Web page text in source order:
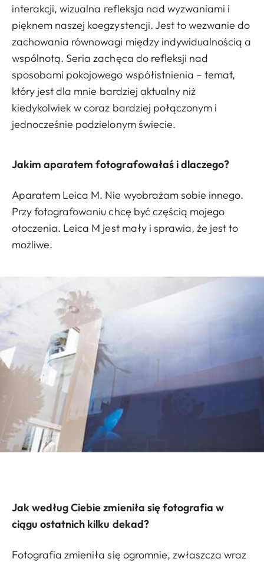
interakcji, wizualna refleksja nad wyzwaniami i
pięknem naszej koegzystencji. Jest to wezwanie do
zachowania równowagi między indywidualnością a
wspólnotą. Seria zachęca do refleksji nad
sposobami pokojowego współistnienia – temat,
który jest dla mnie bardziej aktualny niż
kiedykolwiek w coraz bardziej połączonym i
jednocześnie podzielonym świecie.
Jakim aparatem fotografowałaś i dlaczego?
Aparatem Leica M. Nie wyobrażam sobie innego.
Przy fotografowaniu chcę być częścią mojego
otoczenia. Leica M jest mały i sprawia, że jest to
możliwe.
Jak według Ciebie zmieniła się fotografia w
ciągu ostatnich kilku dekad?
Fotografia zmieniła się ogromnie, zwłaszcza wraz